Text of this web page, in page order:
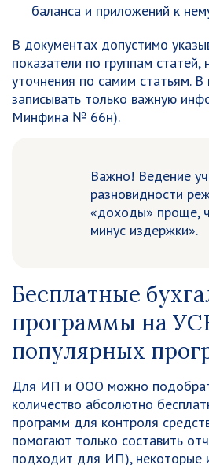
баланса и приложений к
В документах допустимо
показатели по группам статей,
уточнения по самим статьям.
записывать только важную
Минфина № 66н).
Важно! Ведение
разновидности
«доходы» проще,
минус издержки».
Бесплатные
программы на
популярных
Для ИП и ООО можно
количество абсолютно
программ для контроля
помогают только составить
подходит для ИП), некоторые